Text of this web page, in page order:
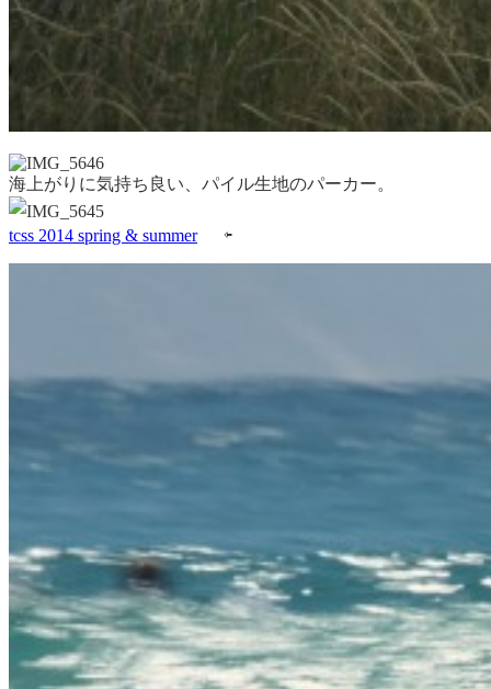
海上がりに気持ち良い、パイル生地のパーカー。
tcss 2014 spring & summer⇦